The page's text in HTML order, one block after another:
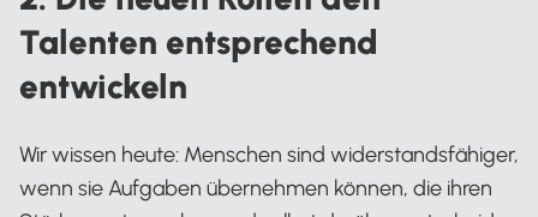
Talenten entsprechend
entwickeln
Wir wissen heute: Menschen sind widerstandsfähiger,
wenn sie Aufgaben übernehmen können, die ihren